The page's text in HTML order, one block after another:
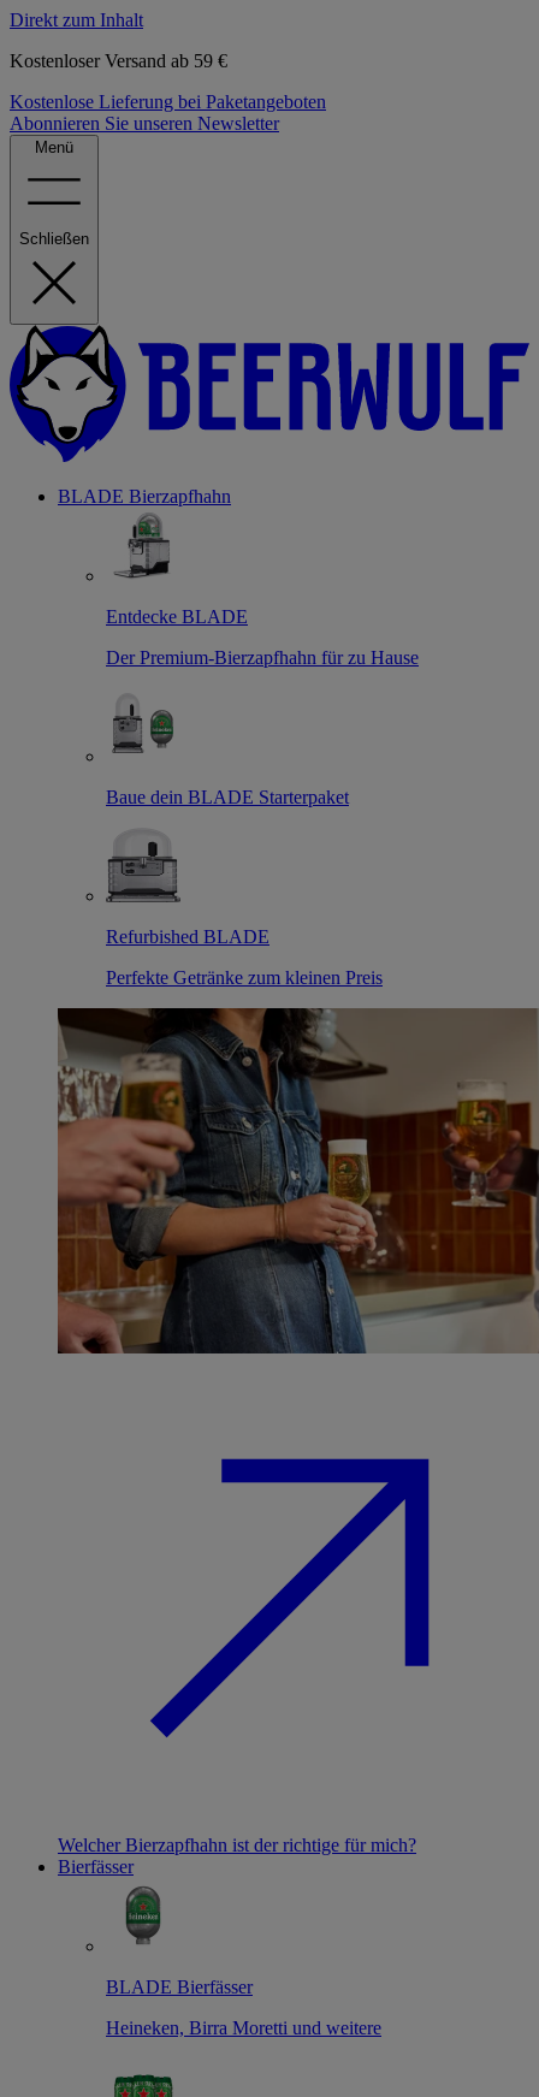
Direkt zum Inhalt
Kostenloser Versand ab 59 €
Kostenlose Lieferung bei Paketangeboten
Abonnieren Sie unseren Newsletter
Menü
Schließen
BLADE Bierzapfhahn
Entdecke BLADE
Der Premium-Bierzapfhahn für zu Hause
Baue dein BLADE Starterpaket
Refurbished BLADE
Perfekte Getränke zum kleinen Preis
Welcher Bierzapfhahn ist der richtige für mich?
Bierfässer
BLADE Bierfässer
Heineken, Birra Moretti und weitere